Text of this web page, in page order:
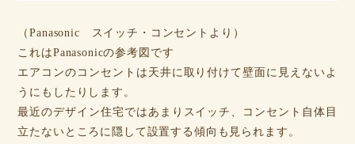
（Panasonic スイッチ・コンセントより）
これはPanasonicの参考図です
エアコンのコンセントは天井に取り付けて壁面に見えないよ
うにもしたりします。
最近のデザイン住宅ではあまりスイッチ、コンセント自体目
立たないところに隠して設置する傾向も見られます。